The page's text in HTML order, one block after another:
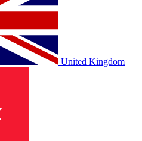
United Kingdom